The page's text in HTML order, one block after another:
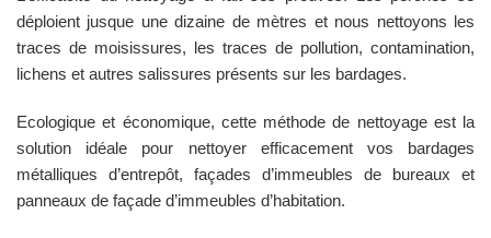
déploient jusque une dizaine de mètres et nous nettoyons les
traces de moisissures, les traces de pollution, contamination,
lichens et autres salissures présents sur les bardages.
Ecologique et économique, cette méthode de nettoyage est la
solution idéale pour nettoyer efficacement vos bardages
métalliques d’entrepôt, façades d’immeubles de bureaux et
panneaux de façade d’immeubles d’habitation.